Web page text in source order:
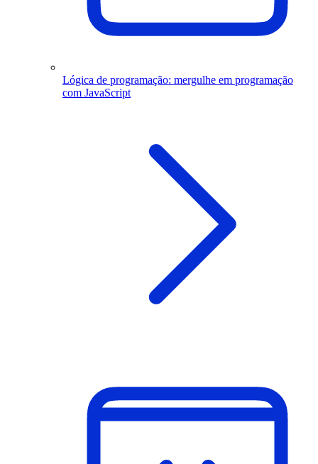
Lógica de programação: mergulhe em programação
com JavaScript